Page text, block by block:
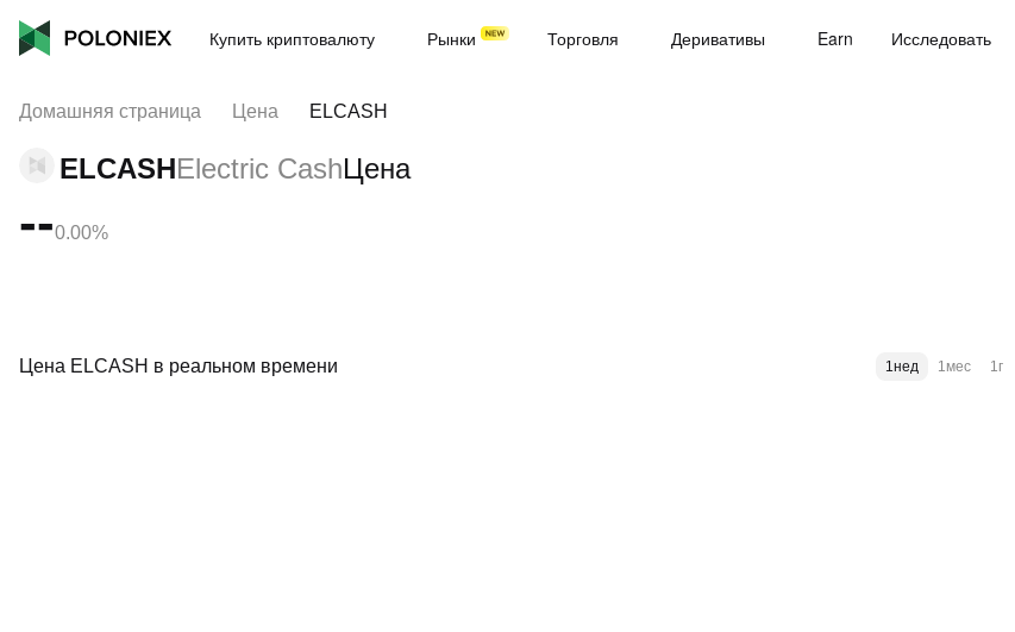
Купить криптовалюту Рынки Торговля Деривативы Earn Исследовать
Домашняя страница Цена ELCASH
ELCASHElectric CashЦена
--0.00%
Цена ELCASH в реальном времени 1нед 1мес 1г